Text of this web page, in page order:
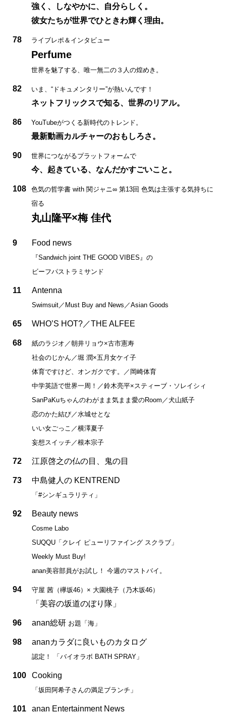
強く、しなやかに、自分らしく。
彼女たちが世界でひときわ輝く理由。
78 ライブレポ＆インタビュー
Perfume
世界を魅了する、唯一無二の３人の煌めき。
82 いま、“ドキュメンタリー”が熱いんです！
ネットフリックスで知る、世界のリアル。
86 YouTubeがつくる新時代のトレンド。
最新動画カルチャーのおもしろさ。
90 世界につながるプラットフォームで
今、起きている、なんだかすごいこと。
108
色気の哲学書 with 関ジャニ∞ 第13回 色気は主張する気持ちに
宿る
丸山隆平×梅 佳代
9 Food news
『Sandwich joint THE GOOD VIBES』の
ビーフパストラミサンド
11 Antenna
Swimsuit／Must Buy and News／Asian Goods
65 WHO’S HOT?／THE ALFEE
68
紙のラジオ／朝井リョウ×古市憲寿
社会のじかん／堀 潤×五月女ケイ子
体育ですけど、オンガクです。／岡崎体育
中学英語で世界一周！／鈴木亮平×スティーブ・ソレイシィ
SanPaKuちゃんのわがまま気まま愛のRoom／犬山紙子
恋のかた結び／水城せとな
いい女ごっこ／横澤夏子
妄想スイッチ／根本宗子
72 江原啓之の仏の目、鬼の目
73 中島健人の KENTREND
「#シンギュラリティ」
92 Beauty news
Cosme Labo
SUQQU「クレイ ピューリファイング スクラブ」
Weekly Must Buy!
anan美容部員がお試し！ 今週のマストバイ。
94 守屋 茜（欅坂46）× 大園桃子（乃木坂46）
「美容の坂道のぼり隊」
96 anan総研 お題「海」
98 ananカラダに良いものカタログ
認定！ 「バイオラボ BATH SPRAY」
100 Cooking
「坂田阿希子さんの満足ブランチ」
101 anan Entertainment News